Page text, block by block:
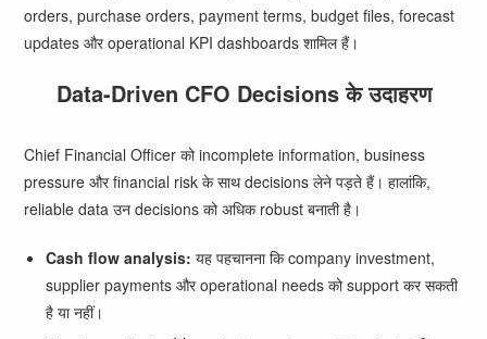
orders, purchase orders, payment terms, budget files, forecast
updates और operational KPI dashboards शामिल हैं।
Data-Driven CFO Decisions के उदाहरण
Chief Financial Officer को incomplete information, business
pressure और financial risk के साथ decisions लेने पड़ते हैं। हालांकि,
reliable data उन decisions को अधिक robust बनाती है।
Cash flow analysis: यह पहचानना कि company investment,
supplier payments और operational needs को support कर सकती
है या नहीं।